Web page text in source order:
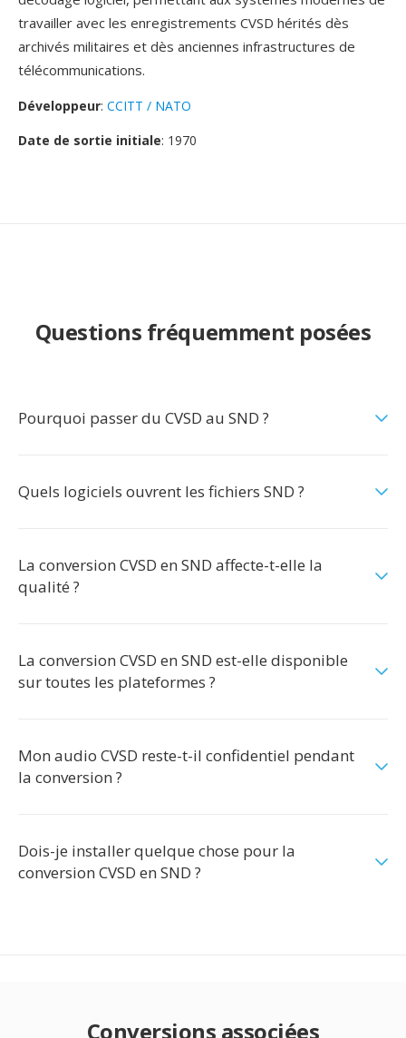
travailler avec les enregistrements CVSD hérités dès
archivés militaires et dès anciennes infrastructures de
télécommunications.
Développeur: CCITT / NATO
Date de sortie initiale: 1970
Questions fréquemment posées
Pourquoi passer du CVSD au SND ?
Quels logiciels ouvrent les fichiers SND ?
La conversion CVSD en SND affecte-t-elle la
qualité ?
La conversion CVSD en SND est-elle disponible
sur toutes les plateformes ?
Mon audio CVSD reste-t-il confidentiel pendant
la conversion ?
Dois-je installer quelque chose pour la
conversion CVSD en SND ?
Conversions associées